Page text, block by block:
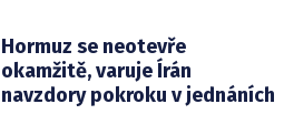
Hormuz se neotevře
okamžitě, varuje Írán
navzdory pokroku v jednáních